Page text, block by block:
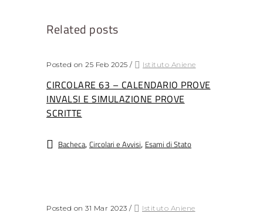
Related posts
Posted on 25 Feb 2025 / Istituto Aniene
CIRCOLARE 63 – CALENDARIO PROVE
INVALSI E SIMULAZIONE PROVE
SCRITTE
Bacheca, Circolari e Avvisi, Esami di Stato
Posted on 31 Mar 2023 / Istituto Aniene